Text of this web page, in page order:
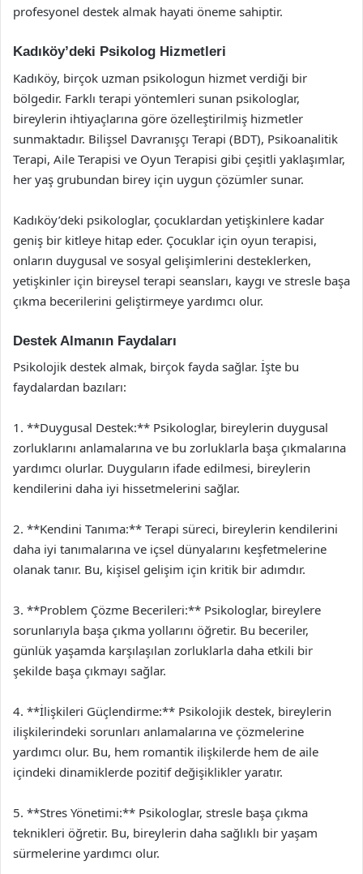
profesyonel destek almak hayati öneme sahiptir.
Kadıköy’deki Psikolog Hizmetleri
Kadıköy, birçok uzman psikologun hizmet verdiği bir
bölgedir. Farklı terapi yöntemleri sunan psikologlar,
bireylerin ihtiyaçlarına göre özelleştirilmiş hizmetler
sunmaktadır. Bilişsel Davranışçı Terapi (BDT), Psikoanalitik
Terapi, Aile Terapisi ve Oyun Terapisi gibi çeşitli yaklaşımlar,
her yaş grubundan birey için uygun çözümler sunar.
Kadıköy’deki psikologlar, çocuklardan yetişkinlere kadar
geniş bir kitleye hitap eder. Çocuklar için oyun terapisi,
onların duygusal ve sosyal gelişimlerini desteklerken,
yetişkinler için bireysel terapi seansları, kaygı ve stresle başa
çıkma becerilerini geliştirmeye yardımcı olur.
Destek Almanın Faydaları
Psikolojik destek almak, birçok fayda sağlar. İşte bu
faydalardan bazıları:
1. **Duygusal Destek:** Psikologlar, bireylerin duygusal
zorluklarını anlamalarına ve bu zorluklarla başa çıkmalarına
yardımcı olurlar. Duyguların ifade edilmesi, bireylerin
kendilerini daha iyi hissetmelerini sağlar.
2. **Kendini Tanıma:** Terapi süreci, bireylerin kendilerini
daha iyi tanımalarına ve içsel dünyalarını keşfetmelerine
olanak tanır. Bu, kişisel gelişim için kritik bir adımdır.
3. **Problem Çözme Becerileri:** Psikologlar, bireylere
sorunlarıyla başa çıkma yollarını öğretir. Bu beceriler,
günlük yaşamda karşılaşılan zorluklarla daha etkili bir
şekilde başa çıkmayı sağlar.
4. **İlişkileri Güçlendirme:** Psikolojik destek, bireylerin
ilişkilerindeki sorunları anlamalarına ve çözmelerine
yardımcı olur. Bu, hem romantik ilişkilerde hem de aile
içindeki dinamiklerde pozitif değişiklikler yaratır.
5. **Stres Yönetimi:** Psikologlar, stresle başa çıkma
teknikleri öğretir. Bu, bireylerin daha sağlıklı bir yaşam
sürmelerine yardımcı olur.